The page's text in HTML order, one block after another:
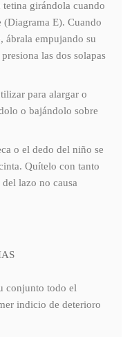
girándola cuando
(Diagrama E). Cuando
ábrala empujando su
las dos solapas
para alargar o
o bajándolo sobre
o el dedo del niño se
Quítelo con tanto
lazo no causa
conjunto todo el
indicio de deterioro